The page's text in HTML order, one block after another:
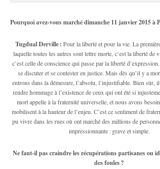
Pourquoi avez-vous marché dimanche 11 janvier 2015 à
Tugdual Derville : Pour la liberté et pour la vie. La
laquelle toutes les autres sont lettre morte, c’est la liberté de
c’est celle de conscience qui passe par la liberté
se discuter et se contester en justice. Mais dès qu’il y a
entrons dans la démesure, l’absolu, l’injustifiable. Bien sûr,
rendre hommage à l’existence de ceux qui ont été si
mort appelle à la fraternité universelle, et nous avons
mobilisent à la hauteur de l’enjeu. C’est ce sentiment de
pu vivre dans les rues où ont marché des millions de
impressionnante : grave et simple.
Ne faut-il pas craindre les récupérations partisanes ou
des foules ?